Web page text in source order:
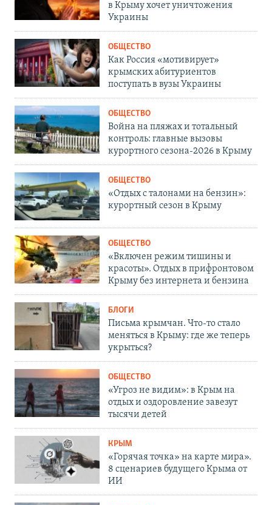
в Крыму хочет уничтожения
Украины
ОБЩЕСТВО
Как Россия «мотивирует»
крымских абитуриентов
поступать в вузы Украины
ОБЩЕСТВО
Война на пляжах и тотальный
контроль: главные вызовы
курортного сезона-2026 в Крыму
ОБЩЕСТВО
«Отдых с талонами на бензин»:
курортный сезон в Крыму
ОБЩЕСТВО
«Включен режим тишины и
красоты». Отдых в прифронтовом
Крыму без интернета и бензина
БЛОГИ
Письма крымчан. Что-то стало
меняться в Крыму: где же теперь
укрыться?
ОБЩЕСТВО
«Угроз не видим»: в Крым на
отдых и оздоровление завезут
тысячи детей
КРЫМ
«Горячая точка» на карте мира».
8 сценариев будущего Крыма от
ИИ